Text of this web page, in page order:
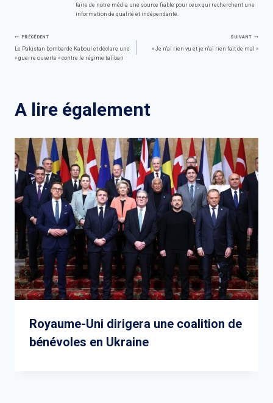
faire de notre média une source fiable pour ceux qui recherchent une
information de qualité et indépendante.
Navigation
PRÉCÉDENT
Le Pakistan bombarde Kaboul et déclare une
« guerre ouverte » contre le régime taliban
SUIVANT
« Je n'ai rien vu et je n'ai rien fait de mal »
A lire également
Royaume-Uni dirigera une coalition de
bénévoles en Ukraine